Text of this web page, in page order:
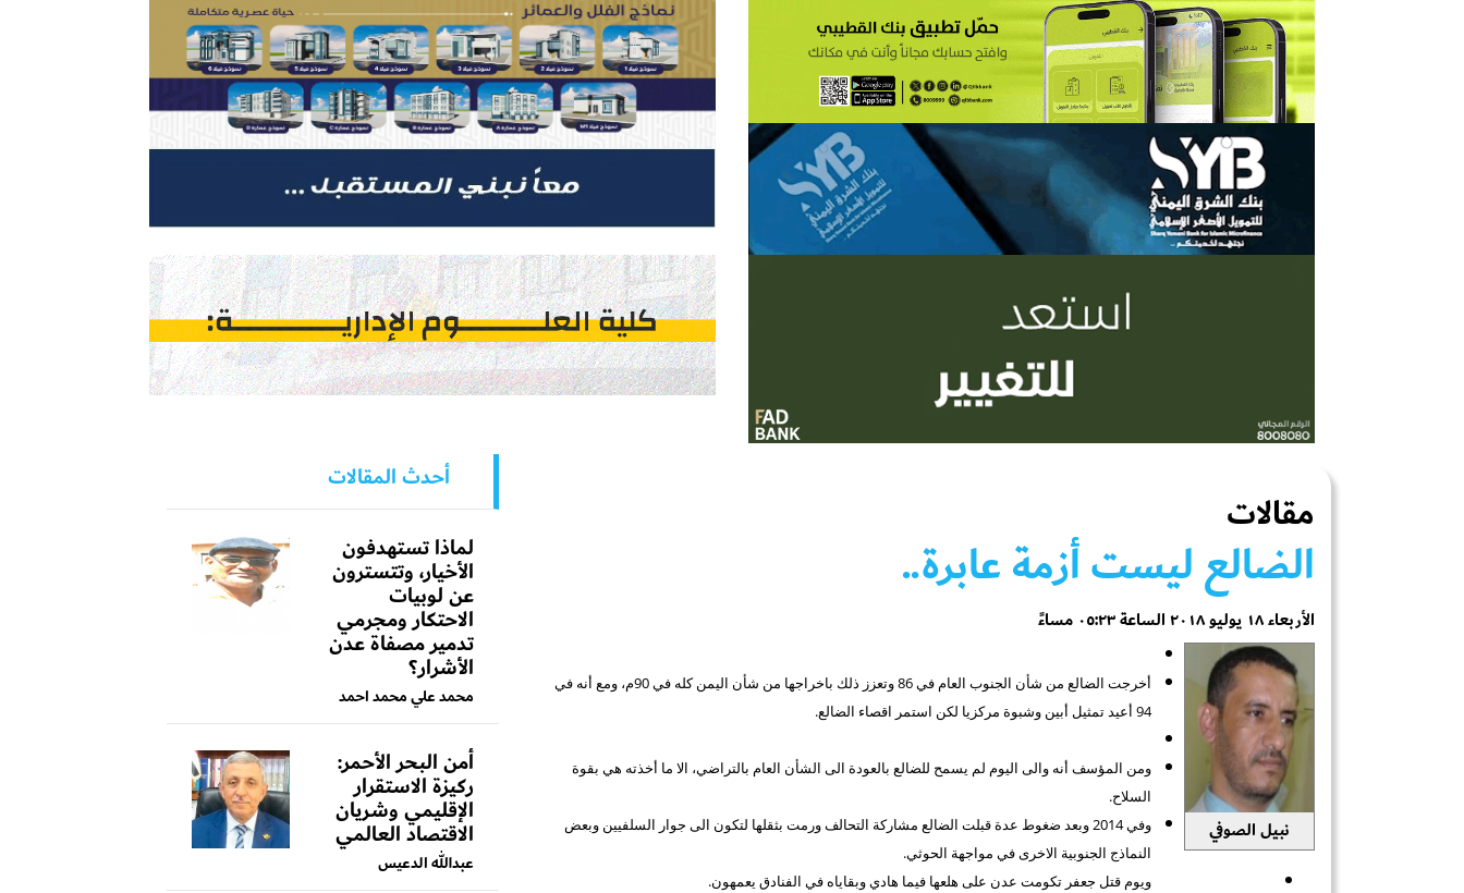
مقالات
الضالع ليست أزمة عابرة..
الأربعاء ١٨ يوليو ٢٠١٨ الساعة ٠٥:٢٣ مساءً
نبيل الصوفي
أخرجت الضالع من شأن الجنوب العام في 86 وتعزز ذلك باخراجها من شأن اليمن كله في 90م، ومع أنه في
94 أعيد تمثيل أبين وشبوة مركزيا لكن استمر اقصاء الضالع.
ومن المؤسف أنه والى اليوم لم يسمح للضالع بالعودة الى الشأن العام بالتراضي، الا ما أخذته هي بقوة
السلاح.
وفي 2014 وبعد ضغوط عدة قبلت الضالع مشاركة التحالف ورمت بثقلها لتكون الى جوار السلفيين وبعض
النماذج الجنوبية الاخرى في مواجهة الحوثي.
ويوم قتل جعفر تكومت عدن على هلعها فيما هادي وبقاياه في الفنادق يعمهون.
أحدث المقالات
لماذا تستهدفون
الأخيار، وتتسترون
عن لوبيات
الاحتكار ومجرمي
تدمير مصفاة عدن
الأشرار؟
محمد علي محمد احمد
أمن البحر الأحمر:
ركيزة الاستقرار
الإقليمي وشريان
الاقتصاد العالمي
عبدالله الدعيس